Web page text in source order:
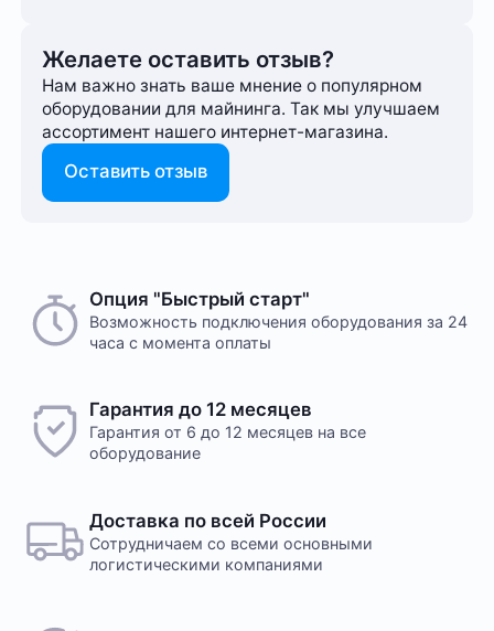
Желаете оставить отзыв?
Нам важно знать ваше мнение о популярном
оборудовании для майнинга. Так мы улучшаем
ассортимент нашего интернет-⁠магазина.
Оставить отзыв
Опция "Быстрый старт"
Возможность подключения оборудования за 24
часа с момента оплаты
Гарантия до 12 месяцев
Гарантия от 6 до 12 месяцев на все
оборудование
Доставка по всей России
Сотрудничаем со всеми основными
логистическими компаниями